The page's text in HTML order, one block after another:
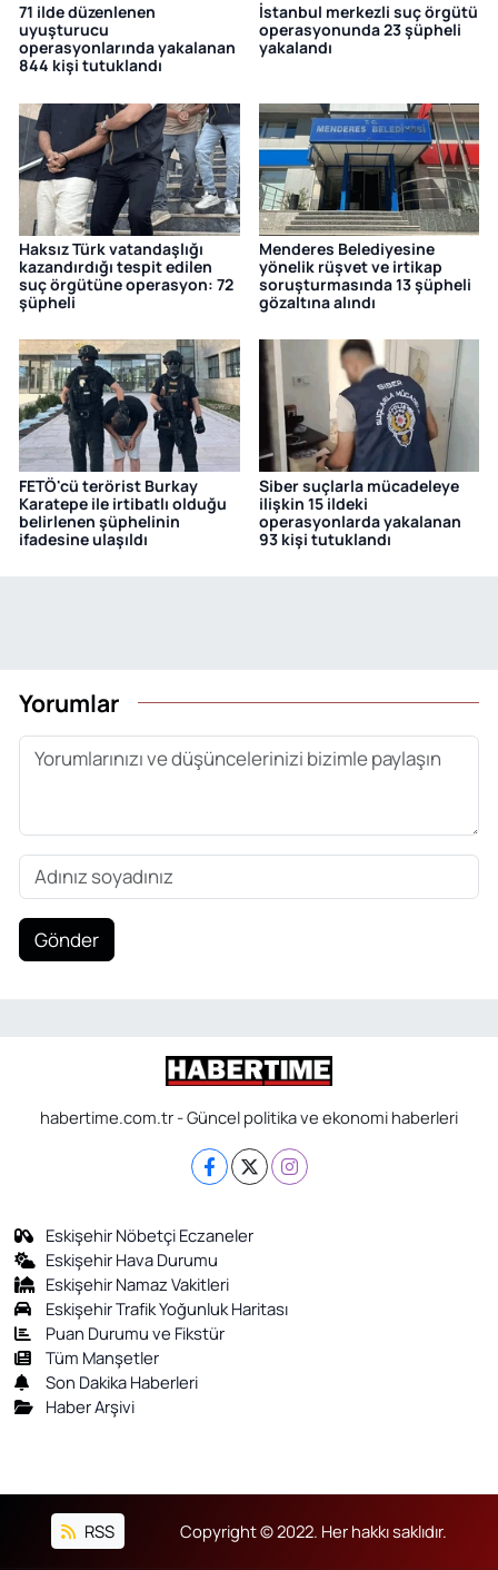
71 ilde düzenlenen
uyuşturucu
operasyonlarında yakalanan
844 kişi tutuklandı
İstanbul merkezli suç örgütü
operasyonunda 23 şüpheli
yakalandı
Haksız Türk vatandaşlığı
kazandırdığı tespit edilen
suç örgütüne operasyon: 72
şüpheli
Menderes Belediyesine
yönelik rüşvet ve irtikap
soruşturmasında 13 şüpheli
gözaltına alındı
FETÖ'cü terörist Burkay
Karatepe ile irtibatlı olduğu
belirlenen şüphelinin
ifadesine ulaşıldı
Siber suçlarla mücadeleye
ilişkin 15 ildeki
operasyonlarda yakalanan
93 kişi tutuklandı
Yorumlar
Gönder
habertime.com.tr - Güncel politika ve ekonomi haberleri
Eskişehir Nöbetçi Eczaneler
Eskişehir Hava Durumu
Eskişehir Namaz Vakitleri
Eskişehir Trafik Yoğunluk Haritası
Puan Durumu ve Fikstür
Tüm Manşetler
Son Dakika Haberleri
Haber Arşivi
RSS Copyright © 2022. Her hakkı saklıdır.